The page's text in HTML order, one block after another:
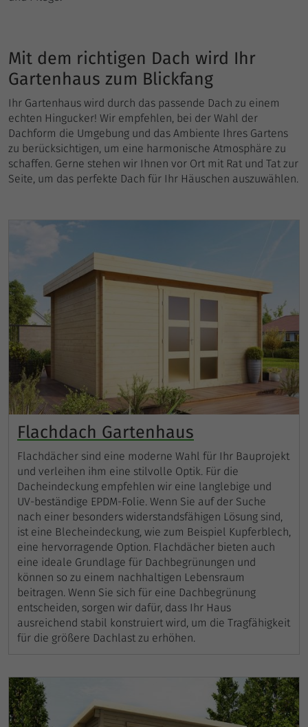
Mit dem richtigen Dach wird Ihr
Gartenhaus zum Blickfang
Ihr Gartenhaus wird durch das passende Dach zu einem
echten Hingucker! Wir empfehlen, bei der Wahl der
Dachform die Umgebung und das Ambiente Ihres Gartens
zu berücksichtigen, um eine harmonische Atmosphäre zu
schaffen. Gerne stehen wir Ihnen vor Ort mit Rat und Tat zur
Seite, um das perfekte Dach für Ihr Häuschen auszuwählen.
Flachdach Gartenhaus
Flachdächer sind eine moderne Wahl für Ihr Bauprojekt
und verleihen ihm eine stilvolle Optik. Für die
Dacheindeckung empfehlen wir eine langlebige und
UV-beständige EPDM-Folie. Wenn Sie auf der Suche
nach einer besonders widerstandsfähigen Lösung sind,
ist eine Blecheindeckung, wie zum Beispiel Kupferblech,
eine hervorragende Option. Flachdächer bieten auch
eine ideale Grundlage für Dachbegrünungen und
können so zu einem nachhaltigen Lebensraum
beitragen. Wenn Sie sich für eine Dachbegrünung
entscheiden, sorgen wir dafür, dass Ihr Haus
ausreichend stabil konstruiert wird, um die Tragfähigkeit
für die größere Dachlast zu erhöhen.